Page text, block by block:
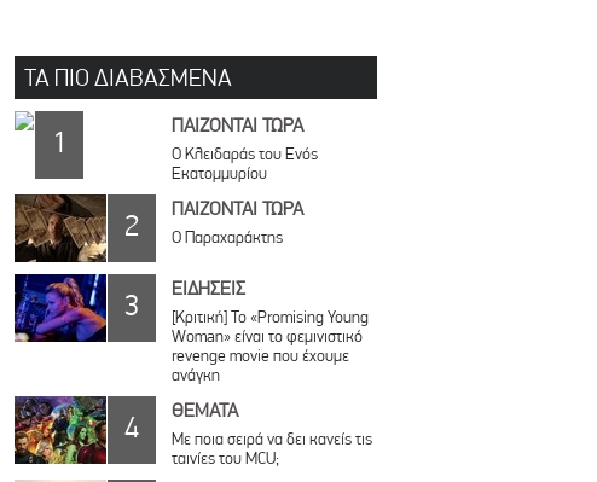
ΤΑ ΠΙΟ ΔΙΑΒΑΣΜΕΝΑ
1 ΠΑΙΖΟΝΤΑΙ ΤΩΡΑ
Ο Κλειδαράς του Ενός
Εκατομμυρίου
2 ΠΑΙΖΟΝΤΑΙ ΤΩΡΑ
Ο Παραχαράκτης
3 ΕΙΔΗΣΕΙΣ
[Κριτική] Το «Promising Young
Woman» είναι το φεμινιστικό
revenge movie που έχουμε
ανάγκη
4 ΘΕΜΑΤΑ
Με ποια σειρά να δει κανείς τις
ταινίες του MCU;